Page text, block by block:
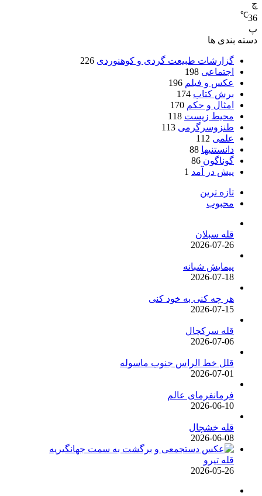
چ
36
℃
پ
دسته بندی ها
گزارشات طبیعت گردی و کوهنوردی 226
اجتماعی 198
عکس و فیلم 196
برش کتاب 174
امثال و حکم 170
محیط زیست 118
طنزوسرگرمی 113
علمی 112
دانستنیها 88
گوناگون 86
پیش در آمد 1
تازه ترین
محبوب
قله سبلان
2026-07-26
پیمایش شبانه
2026-07-18
هر چه کنی به خود کنی
2026-07-15
قله سرکچال
2026-07-06
قلل خط الراس جنوب ماسوله
2026-07-01
فرمانفرمای عالم
2026-06-10
قله خشچال
2026-06-08
قله تیرو
2026-05-26